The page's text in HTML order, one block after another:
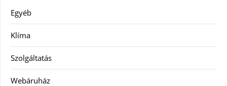
Egyéb
Klíma
Szolgáltatás
Webáruház